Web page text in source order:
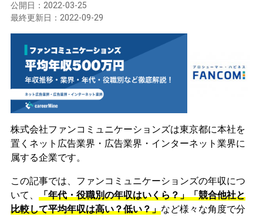
公開日： 2022-03-25
最終更新日： 2022-09-29
株式会社ファンコミュニケーションズは東京都に本社を
置くネット広告業界・広告業界・インターネット業界に
属する企業です。
この記事では、ファンコミュニケーションズの年収につ
いて、 「年代・役職別の年収はいくら？」「競合他社と
比較して平均年収は高い？低い？」など様々な角度で分